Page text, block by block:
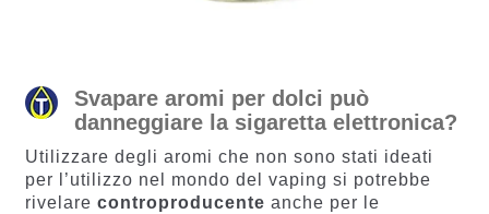
Svapare aromi per dolci può
danneggiare la sigaretta elettronica?
Utilizzare degli aromi che non sono stati ideati
per l’utilizzo nel mondo del vaping si potrebbe
rivelare controproducente anche per le